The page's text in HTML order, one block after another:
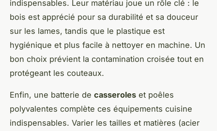
indispensables. Leur matériau joue un rôle clé : le
bois est apprécié pour sa durabilité et sa douceur
sur les lames, tandis que le plastique est
hygiénique et plus facile à nettoyer en machine. Un
bon choix prévient la contamination croisée tout en
protégeant les couteaux.
Enfin, une batterie de casseroles et poêles
polyvalentes complète ces équipements cuisine
indispensables. Varier les tailles et matières (acier